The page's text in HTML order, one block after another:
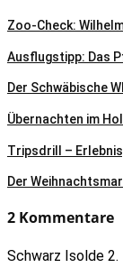
Zoo-Check:
Ausflugstipp: Das
Der Schwäbische
Übernachten im
Tripsdrill –
Der
2 Kommentare
Schwarz Isolde 2.